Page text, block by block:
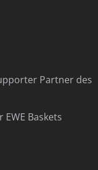
Partner des
Baskets